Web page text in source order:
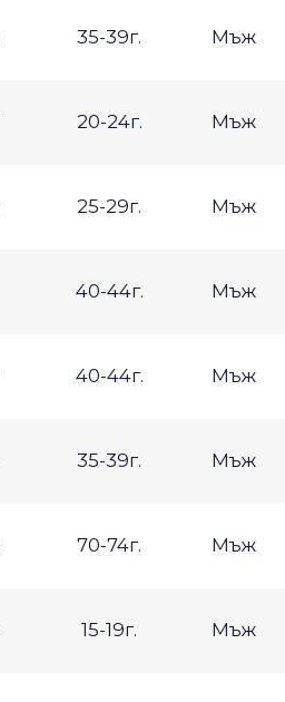
35-39г. Мъж
20-24г. Мъж
25-29г. Мъж
40-44г. Мъж
40-44г. Мъж
35-39г. Мъж
70-74г. Мъж
15-19г. Мъж